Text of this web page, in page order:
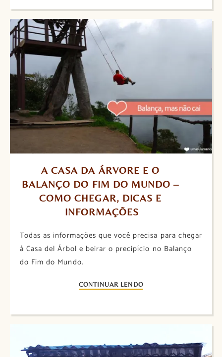
A CASA DA ÁRVORE E O
BALANÇO DO FIM DO MUNDO –
COMO CHEGAR, DICAS E
INFORMAÇÕES
Todas as informações que você precisa para chegar
à Casa del Árbol e beirar o precipício no Balanço
do Fim do Mundo.
CONTINUAR LENDO